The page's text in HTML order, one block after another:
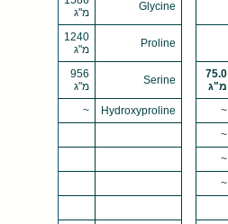
Glycine
מ"ג
Proline
1240
מ"ג
75.0
מ"ג
Serine
956
מ"ג
~
Hydroxyproline
~
~
~
~